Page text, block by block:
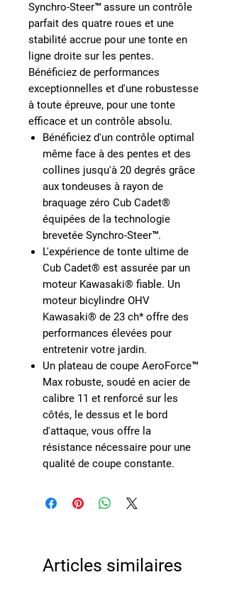
Synchro-Steer™ assure un contrôle
parfait des quatre roues et une
stabilité accrue pour une tonte en
ligne droite sur les pentes.
Bénéficiez de performances
exceptionnelles et d'une robustesse
à toute épreuve, pour une tonte
efficace et un contrôle absolu.
Bénéficiez d'un contrôle optimal
même face à des pentes et des
collines jusqu'à 20 degrés grâce
aux tondeuses à rayon de
braquage zéro Cub Cadet®
équipées de la technologie
brevetée Synchro-Steer™.
L'expérience de tonte ultime de
Cub Cadet® est assurée par un
moteur Kawasaki® fiable. Un
moteur bicylindre OHV
Kawasaki® de 23 ch* offre des
performances élevées pour
entretenir votre jardin.
Un plateau de coupe AeroForce™
Max robuste, soudé en acier de
calibre 11 et renforcé sur les
côtés, le dessus et le bord
d'attaque, vous offre la
résistance nécessaire pour une
qualité de coupe constante.
Articles similaires